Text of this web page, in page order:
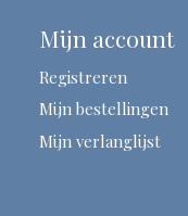
Mijn account
Registreren
Mijn bestellingen
Mijn verlanglijst